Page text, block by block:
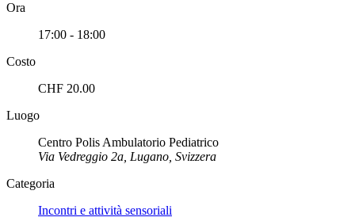
Ora
17:00 - 18:00
Costo
CHF 20.00
Luogo
Centro Polis Ambulatorio Pediatrico
Via Vedreggio 2a, Lugano, Svizzera
Categoria
Incontri e attività sensoriali